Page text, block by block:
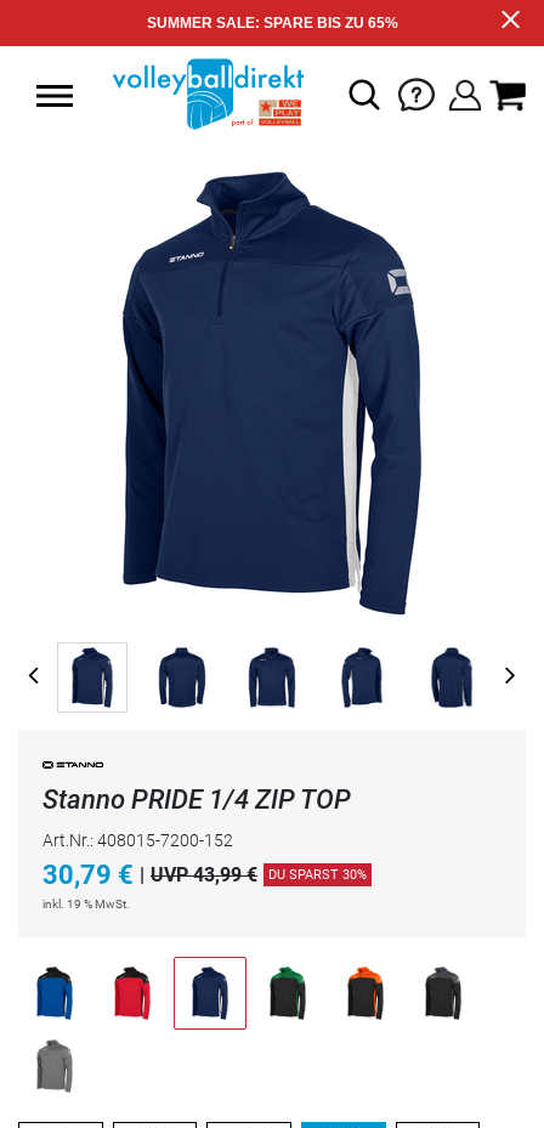
SUMMER SALE: SPARE BIS ZU 65%
Stanno PRIDE 1/4 ZIP TOP
Art.Nr.: 408015-7200-152
30,79 € | UVP 43,99 € DU SPARST 30%
inkl. 19 % MwSt.